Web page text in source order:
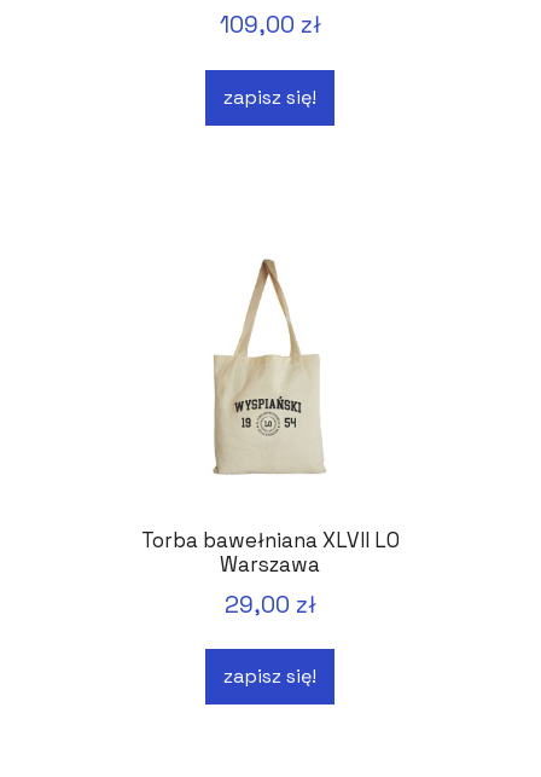
109,00 zł
zapisz się!
Torba bawełniana XLVII LO
Warszawa
29,00 zł
zapisz się!